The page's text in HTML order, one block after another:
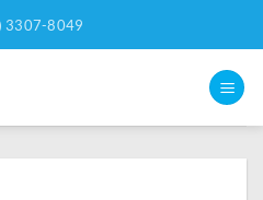
3307-8049